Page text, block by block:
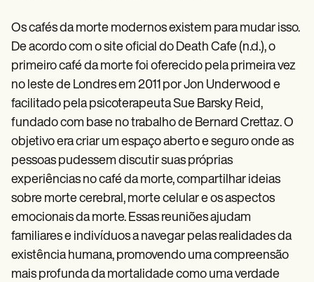
Os cafés da morte modernos existem para mudar isso.
De acordo com o site oficial do Death Cafe (n.d.), o
primeiro café da morte foi oferecido pela primeira vez
no leste de Londres em 2011 por Jon Underwood e
facilitado pela psicoterapeuta Sue Barsky Reid,
fundado com base no trabalho de Bernard Crettaz. O
objetivo era criar um espaço aberto e seguro onde as
pessoas pudessem discutir suas próprias
experiências no café da morte, compartilhar ideias
sobre morte cerebral, morte celular e os aspectos
emocionais da morte. Essas reuniões ajudam
familiares e indivíduos a navegar pelas realidades da
existência humana, promovendo uma compreensão
mais profunda da mortalidade como uma verdade